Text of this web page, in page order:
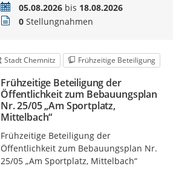
Zeitraum05.08.2026bis 18.08.2026
Stellungnahmen
0Stellungnahmen
Stadt Chemnitz Frühzeitige Beteiligung
Frühzeitige Beteiligung der
Öffentlichkeit zum Bebauungsplan
Nr. 25/05 „Am Sportplatz,
Mittelbach“
Frühzeitige Beteiligung der
Öffentlichkeit zum Bebauungsplan Nr.
25/05 „Am Sportplatz, Mittelbach“